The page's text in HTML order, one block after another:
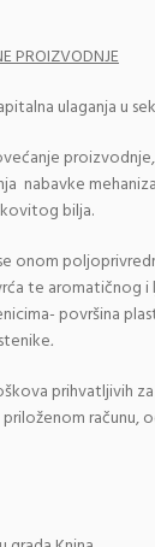
PROIZVODNJE
ulaganja u
nabavke
bilja.
onom
te
površina
.
prihvatljivih
računu,